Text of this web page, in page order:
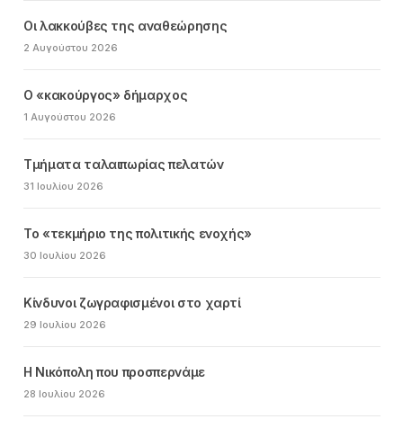
Οι λακκούβες της αναθεώρησης
2 Αυγούστου 2026
Ο «κακούργος» δήμαρχος
1 Αυγούστου 2026
Τμήματα ταλαιπωρίας πελατών
31 Ιουλίου 2026
Το «τεκμήριο της πολιτικής ενοχής»
30 Ιουλίου 2026
Κίνδυνοι ζωγραφισμένοι στο χαρτί
29 Ιουλίου 2026
Η Νικόπολη που προσπερνάμε
28 Ιουλίου 2026